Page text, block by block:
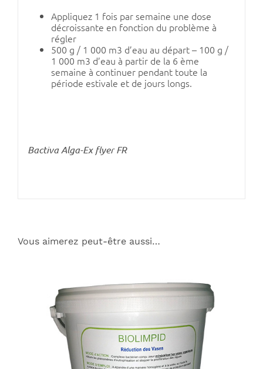
Appliquez 1 fois par semaine une dose
décroissante en fonction du problème à
régler
500 g / 1 000 m3 d’eau au départ – 100 g /
1 000 m3 d’eau à partir de la 6 ème
semaine à continuer pendant toute la
période estivale et de jours longs.
Bactiva Alga-Ex flyer FR
Vous aimerez peut-être aussi…